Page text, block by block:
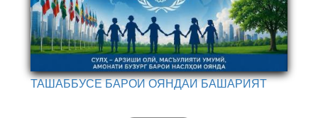
ТАШАББУСЕ БАРОИ ОЯНДАИ БАШАРИЯТ